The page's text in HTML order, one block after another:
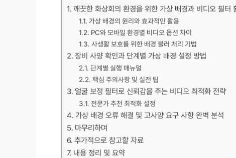
깨끗한 화상회의 환경을 위한 가상 배경과 비디오 필터
가상 배경의 원리와 효과적인 활용
PC와 모바일 환경별 비디오 옵션 차이
사생활 보호를 위한 배경 블러 처리 기법
장비 사양 확인과 단계별 가상 배경 설정 방법
단계별 실행 매뉴얼
핵심 주의사항 및 실전 팁
얼굴 보정 필터로 신뢰감을 주는 비디오 최적화 전략
전문가 추천 최적화 설정
가상 배경 오류 해결 및 고사양 요구 사항 완벽 분석
마무리하며
추가적으로 참고할 자료
내용 정리 및 요약